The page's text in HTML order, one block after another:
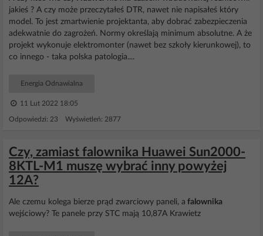
jakieś ? A czy może przeczytałeś DTR, nawet nie napisałeś który
model. To jest zmartwienie projektanta, aby dobrać zabezpieczenia
adekwatnie do zagrożeń. Normy określają minimum absolutne. A że
projekt wykonuje elektromonter (nawet bez szkoły kierunkowej), to
co innego - taka polska patologia....
Energia Odnawialna
11 Lut 2022 18:05
Odpowiedzi: 23 Wyświetleń: 2877
Czy, zamiast falownika Huawei Sun2000-
8KTL-M1 muszę wybrać inny powyżej
12A?
Ale czemu kolega bierze prąd zwarciowy paneli, a falownika
wejściowy? Te panele przy STC mają 10,87A Krawietz